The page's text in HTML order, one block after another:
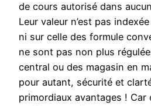
de cours autorisé dans
Leur valeur n’est pas
ni sur celle des formule
ne sont pas non plus
central ou des magasin en
pour autant, sécurité et
primordiaux avantages ! Car